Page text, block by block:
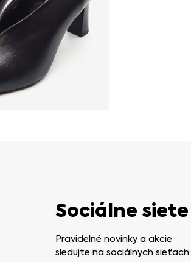
Sociálne siete
Pravidelné novinky a akcie
sledujte na sociálnych sieťach: